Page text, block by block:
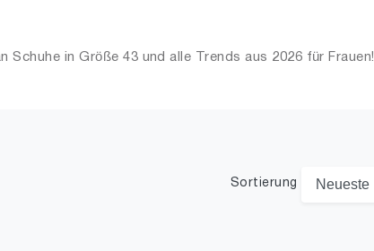
in Größe 43 und alle Trends aus 2026 für Frauen!
Sortierung